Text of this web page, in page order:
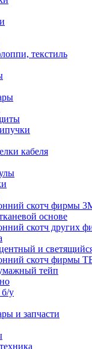
текстиль
кабеля
скотч фирмы
основе
скотч других
и
скотч фирмы
тейп
у
и запчасти